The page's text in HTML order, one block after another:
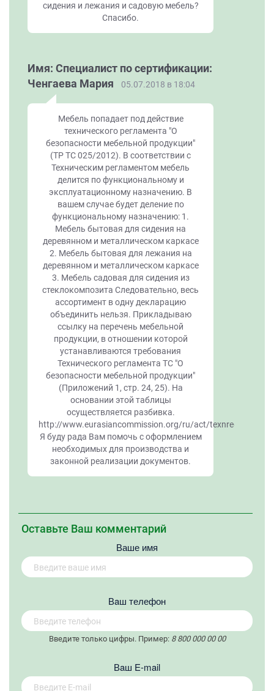
сидения и лежания и садовую мебель?
Спасибо.
Имя: Специалист по сертификации:
Ченгаева Мария
05.07.2018 в 18:04
Мебель попадает под действие
технического регламента "О
безопасности мебельной продукции"
(ТР ТС 025/2012). В соответствии с
Техническим регламентом мебель
делится по функциональному и
эксплуатационному назначению. В
вашем случае будет деление по
функциональному назначению: 1.
Мебель бытовая для сидения на
деревянном и металлическом каркасе
2. Мебель бытовая для лежания на
деревянном и металлическом каркасе
3. Мебель садовая для сидения из
стеклокомпозита Следовательно, весь
ассортимент в одну декларацию
объединить нельзя. Прикладываю
ссылку на перечень мебельной
продукции, в отношении которой
устанавливаются требования
Технического регламента ТС "О
безопасности мебельной продукции"
(Приложений 1, стр. 24, 25). На
основании этой таблицы
осуществляется разбивка.
http://www.eurasiancommission.org/ru/act/texnreg/
Я буду рада Вам помочь с оформлением
необходимых для производства и
законной реализации документов.
Оставьте Ваш комментарий
Ваше имя
Вaш телефон
Введите только цифры. Пример: 8 800 000 00 00
Вaш E-mail